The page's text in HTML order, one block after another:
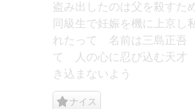
盗み出したのは父を殺す
同級生で妊娠を機に上京し
れたって 名前は三島正
て 人の心に忍び込む天才
き込まないよう
ナイス